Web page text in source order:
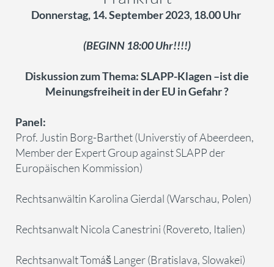
Donnerstag, 14. September 2023, 18.00 Uhr
(BEGINN 18:00 Uhr!!!!)
Diskussion zum Thema: SLAPP-Klagen –ist die
Meinungsfreiheit in der EU in Gefahr ?
Panel:
Prof. Justin Borg-Barthet (Universtiy of Abeerdeen,
Member der Expert Group against SLAPP der
Europäischen Kommission)
Rechtsanwältin Karolina Gierdal (Warschau, Polen)
Rechtsanwalt Nicola Canestrini (Rovereto, Italien)
Rechtsanwalt Tomáš Langer (Bratislava, Slowakei)